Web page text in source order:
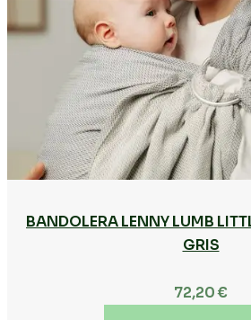
BANDOLERA LENNY LUMB
GRIS
72,20€